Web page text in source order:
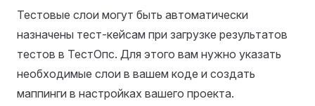
Тестовые слои могут быть автоматически
назначены тест-кейсам при загрузке результатов
тестов в ТестОпс. Для этого вам нужно указать
необходимые слои в вашем коде и создать
маппинги в настройках вашего проекта.